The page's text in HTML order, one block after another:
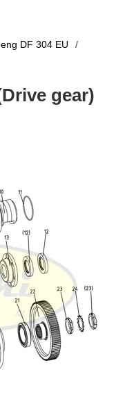
DF 304 EU
/
gear)